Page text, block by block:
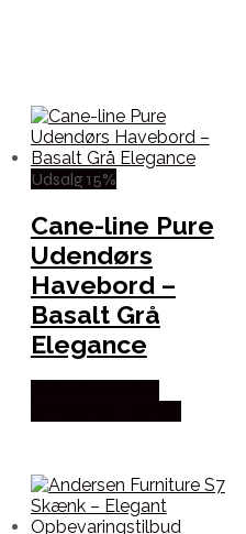
Udsalg 15%
Cane-line Pure
Udendørs
Havebord –
Basalt Grå
Elegance